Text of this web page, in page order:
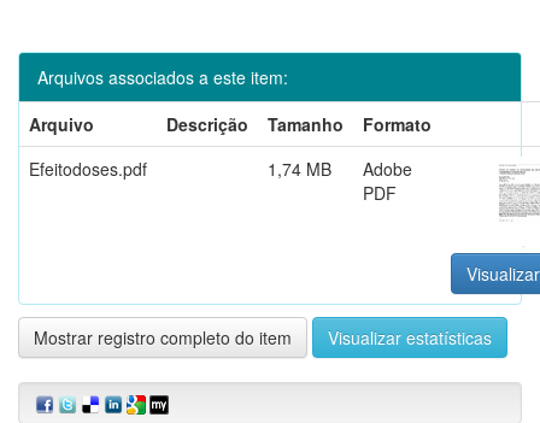
Arquivos associados a este item:
Arquivo
Descrição Tamanho
Formato
Efeitodoses.pdf
1,74 MB
Adobe
PDF
Mostrar registro completo do item Visualizar estatísticas